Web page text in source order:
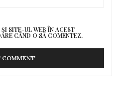
SITE-UL WEB ÎN ACEST
CÂND O SĂ COMENTEZ.